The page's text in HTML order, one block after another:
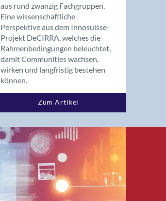
aus rund zwanzig Fachgruppen.
Eine wissenschaftliche
Perspektive aus dem Innosuisse-
Projekt DeCIRRA, welches die
Rahmenbedingungen beleuchtet,
damit Communities wachsen,
wirken und langfristig bestehen
können.
Zum Artikel